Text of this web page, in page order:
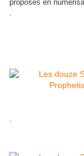
proposés en